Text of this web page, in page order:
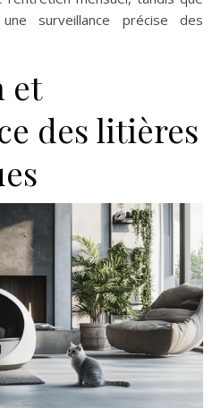
surveillance précise des
et
des litières